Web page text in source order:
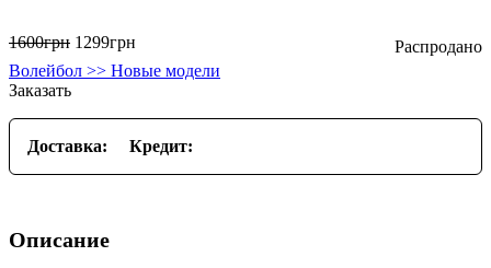
1600грн 1299грн
Волейбол >> Новые модели
Заказать
Доставка: Кредит:
Описание